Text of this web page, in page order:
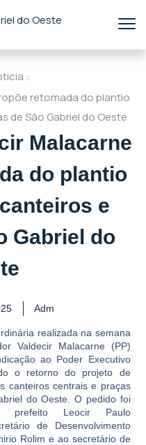
retomada do plantio
de São Gabriel do Oeste
Malacarne
do plantio
e
Gabriel do
Adm
realizada na semana
Valdecir Malacarne (PP)
ao Poder Executivo
o retorno do projeto de
canteiros centrais e praças
do Oeste. O pedido foi
prefeito Leocir Paulo
de Desenvolvimento
Rolim e ao secretário de